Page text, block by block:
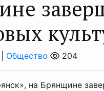
Общество 204
на Брянщине